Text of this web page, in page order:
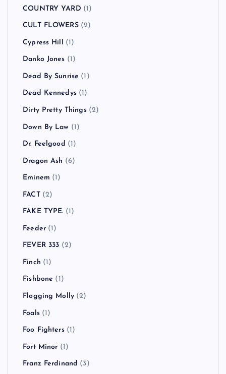
COUNTRY YARD (1)
CULT FLOWERS(2)
Cypress Hill (1)
Danko Jones (1)
Dead By Sunrise (1)
Dead Kennedys(1)
Dirty Pretty Things(2)
Down By Law (1)
Dr. Feelgood (1)
Dragon Ash (6)
Eminem (1)
FACT(2)
FAKE TYPE. (1)
Feeder(1)
FEVER 333 (2)
Finch (1)
Fishbone (1)
Flogging Molly (2)
Foals(1)
Foo Fighters(1)
Fort Minor (1)
Franz Ferdinand (3)